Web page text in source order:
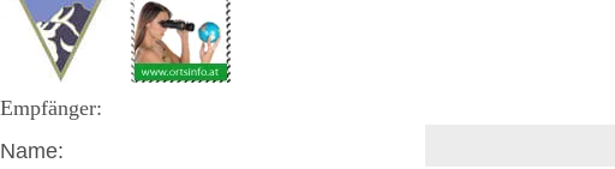
Empfänger:
Name: